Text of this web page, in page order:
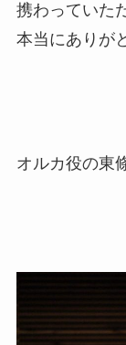
携わっていた
本当にありが
オルカ役の東